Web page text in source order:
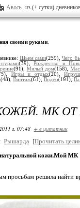
Авось из (+ сутки)
своими руками
Шьем сами(259),Чего
(39),Рождество и
(91), Милый дом(158),
Игры и отдых(20),
(48), Винтаж(61), Видео(191),
МК
г. 07:48 + в цитатник
Рышарда [Прочитать
кожи.Мой МК
просьбам решила найти